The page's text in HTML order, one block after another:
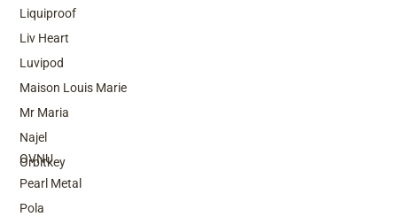
Top Brands
OVNU
Pearl Metal
Pola
Liquiproof
Liv Heart
Luvipod
Maison Louis Marie
Mr Maria
Najel
Orbitkey